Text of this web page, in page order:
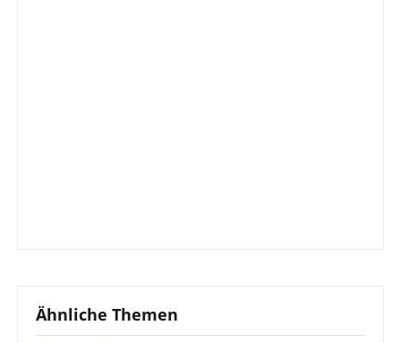
Ähnliche Themen